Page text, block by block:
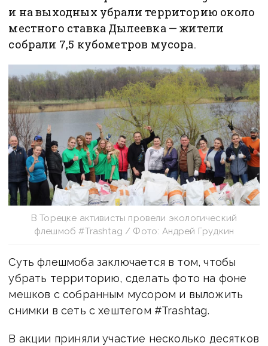
и на выходных убрали территорию около
местного ставка Дылеевка — жители
собрали 7,5 кубометров мусора.
В Торецке активисты провели экологический
флешмоб #Trashtag / Фото: Андрей Грудкин
Суть флешмоба заключается в том, чтобы
убрать территорию, сделать фото на фоне
мешков с собранным мусором и выложить
снимки в сеть с хештегом #Trashtag.
В акции приняли участие несколько десятков